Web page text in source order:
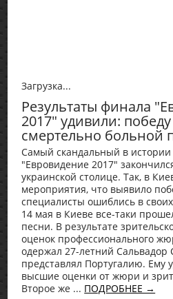
Загрузка...
Результаты финала
2017" удивили:
смертельно больной
Самый скандальный в
"Евровидение 2017"
украинской столице. Так, в
мероприятия, что выявило
специалисты ошиблись в
14 мая в Киеве все-таки
песни. В результате
оценок профессионального
одержал 27-летний Сальвадор
представлял Португалию. Ему
высшие оценки от жюри и
Второе же ... ПОДРОБНЕЕ →